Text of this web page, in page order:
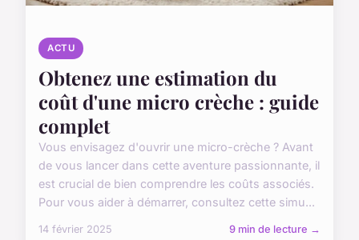
ACTU
Obtenez une estimation du
coût d'une micro crèche : guide
complet
Vous envisagez d'ouvrir une micro-crèche ? Avant
de vous lancer dans cette aventure passionnante, il
est crucial de bien comprendre les coûts associés.
Pour vous aider à démarrer, consultez cette simu...
14 février 2025 9 min de lecture →